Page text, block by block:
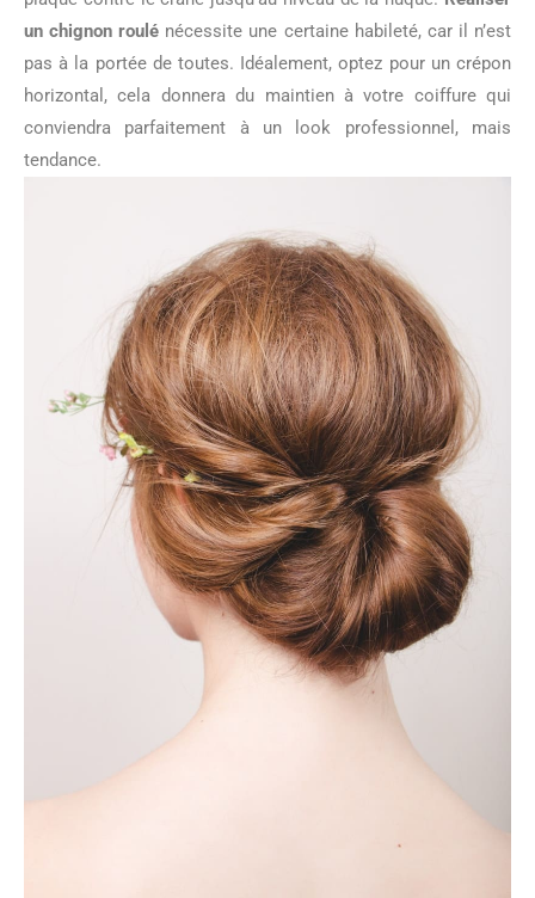
un chignon roulé nécessite une certaine habileté, car il n’est
pas à la portée de toutes. Idéalement, optez pour un crépon
horizontal, cela donnera du maintien à votre coiffure qui
conviendra parfaitement à un look professionnel, mais
tendance.